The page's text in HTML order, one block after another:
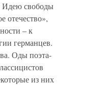
Идею свободы
отечество»,
– к
германцев.
Оды поэта-
из них